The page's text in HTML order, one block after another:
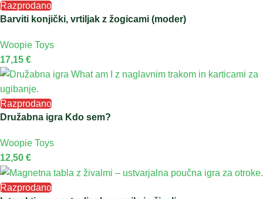
Razprodano
Barviti konjički, vrtiljak z žogicami (moder)
Woopie Toys
17,15 €
Razprodano
Družabna igra Kdo sem?
Woopie Toys
12,50 €
Razprodano